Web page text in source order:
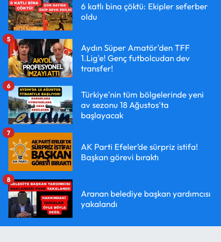
6 katlı bina çöktü: Ekipler seferber
oldu
Aydın Süper Amatör'den TFF
1.Lig'e! Genç futbolcudan dev
transfer!
5
Türkiye'nin tüm bölgelerinde yeni
av sezonu 18 Ağustos'ta
başlayacak
6
AK Parti Efeler’de sürpriz istifa!
Başkan görevi bıraktı
7
Aranan belediye başkan yardımcısı
yakalandı
8